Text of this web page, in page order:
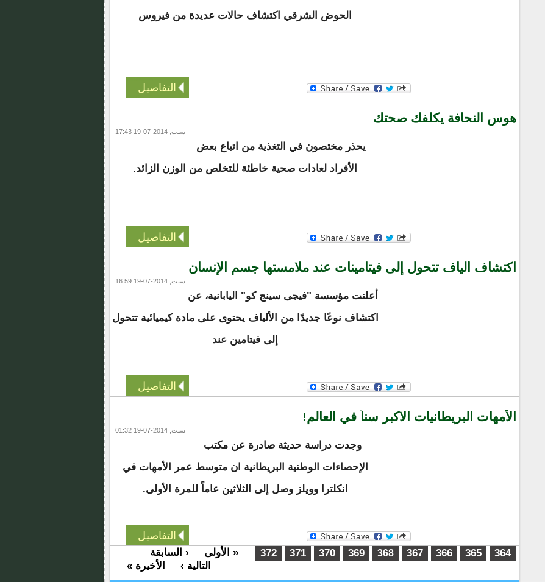
الحوض الشرقي اكتشاف حالات عديدة من فيروس
التفاصيل
هوس النحافة يكلفك صحتك
سبت, 2014-07-19 17:43
يحذر مختصون في التغذية من اتباع بعض
الأفراد لعادات صحية خاطئة للتخلص من الوزن الزائد.
التفاصيل
اكتشاف ألياف تتحول إلى فيتامينات عند ملامستها جسم الإنسان
سبت, 2014-07-19 16:59
أعلنت مؤسسة "فيجى سينج كو" اليابانية، عن
اكتشاف نوعًا جديدًا من الألياف يحتوى على مادة كيميائية تتحول
إلى فيتامين عند
التفاصيل
الأمهات البريطانيات الاكبر سناً في العالم!
سبت, 2014-07-19 01:32
وجدت دراسة حديثة صادرة عن مكتب
الإحصاءات الوطنية البريطانية ان متوسط عمر الأمهات في
انكلترا وويلز وصل إلى الثلاثين عاماً للمرة الأولى.
التفاصيل
الصفحات « الأولى ‹ السابقة 364
365
366
367
368
369
370
371
372
التالية › الأخيرة »